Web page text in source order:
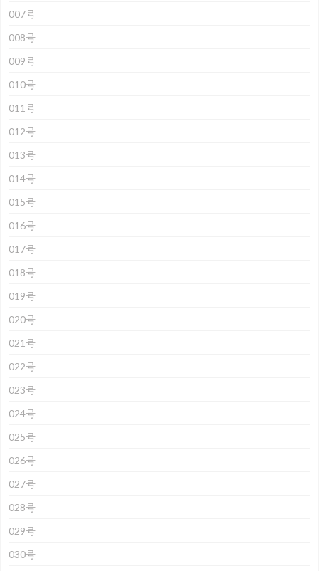
007号
008号
009号
010号
011号
012号
013号
014号
015号
016号
017号
018号
019号
020号
021号
022号
023号
024号
025号
026号
027号
028号
029号
030号